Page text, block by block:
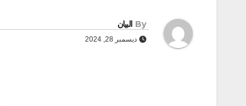
By البيان
ديسمبر 28, 2024